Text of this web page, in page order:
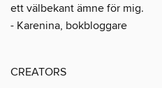
ett välbekant ämne för mig.
- Karenina, bokbloggare
CREATORS